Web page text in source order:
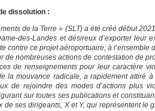
dissolution :
de la Terre » (SLT) a été créé début
des-Landes et désireux d’exporter leur
contre ce projet aéroportuaire, à l’ensemble
de nombreuses actions de contestation de
de renseignements pour leur caractère
la mouvance radicale, a rapidement attiré
de rejoindre des modes d’actions plus
sur toutes ses publications et
de ses dirigeants, X et Y, qui représentent le